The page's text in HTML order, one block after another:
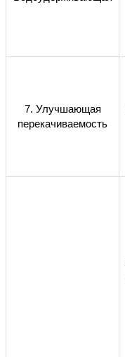
7. Улучшающая
перекачиваемость